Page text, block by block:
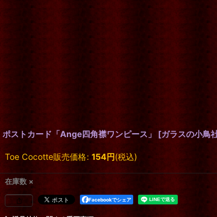
ポストカード「Ange四角襟ワンピース」 [ガラスの小鳥
Toe Cocotte販売価格: 154円(税込)
在庫数 ×
Facebookでシェア